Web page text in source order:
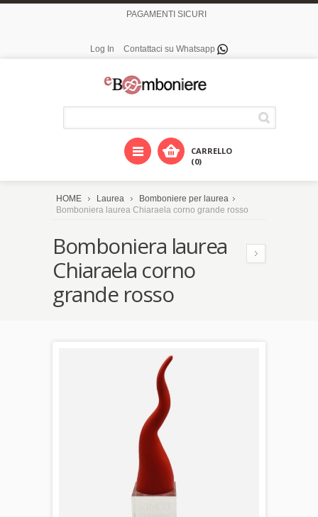
PAGAMENTI SICURI
Log In Contattaci su Whatsapp
CARRELLO
(0)
HOME Laurea
Bomboniere per laurea
Bomboniera laurea Chiaraela corno grande rosso
Bomboniera laurea
Chiaraela corno
grande rosso